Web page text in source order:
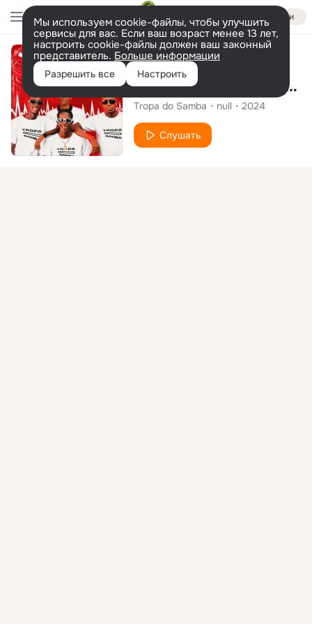
Войти
Мы используем cookie-файлы, чтобы улучшить
сервисы для вас. Если ваш возраст менее 13 лет,
настроить cookie-файлы должен ваш законный
представитель. Больше информации
Разрешить все Настроить
Сингл
Sangra Na Batida (Domboló)
Tropa do Samba null 2024
Слушать